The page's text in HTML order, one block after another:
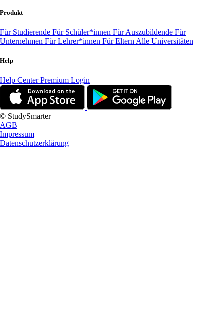
Produkt
Für Studierende Für Schüler*innen Für Auszubildende Für
Unternehmen Für Lehrer*innen Für Eltern Alle Universitäten
Help
Help CenterPremium Login
© StudySmarter
AGB
Impressum
Datenschutzerklärung